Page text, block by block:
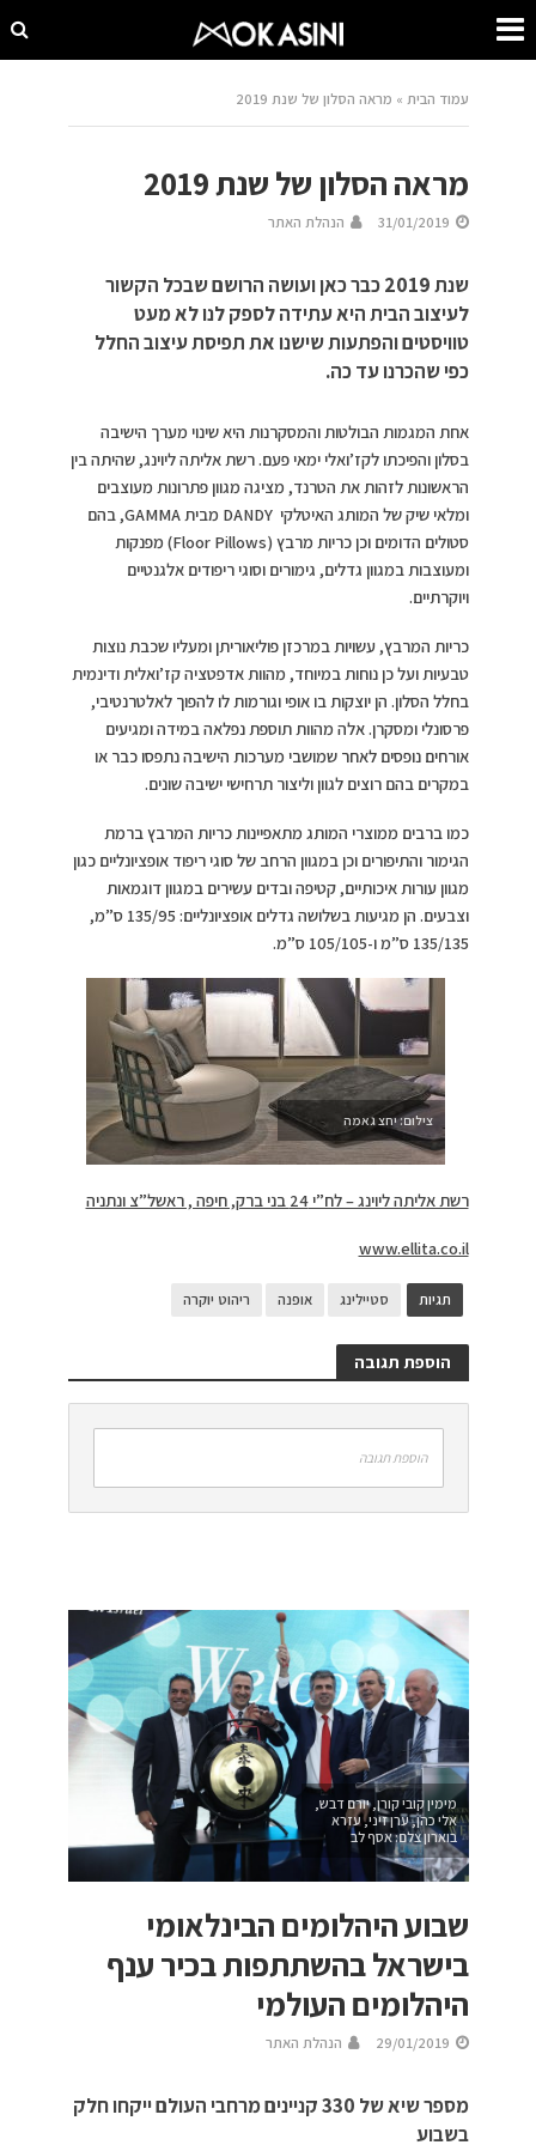
עמוד הבית » מראה הסלון של שנת 2019
מראה הסלון של שנת 2019
31/01/2019 הנהלת האתר
שנת 2019 כבר כאן ועושה הרושם שבכל הקשור
לעיצוב הבית היא עתידה לספק לנו לא מעט
טוויסטים והפתעות שישנו את תפיסת עיצוב החלל
כפי שהכרנו עד כה.
אחת המגמות הבולטות והמסקרנות היא שינוי מערך הישיבה
בסלון והפיכתו לקז’ואלי ימאי פעם. רשת אליתה ליוינג, שהיתה בין
הראשונות לזהות את הטרנד, מציגה מגוון פתרונות מעוצבים
ומלאי שיק של המותג האיטלקי DANDY מבית GAMMA, בהם
סטולים הדומים וכן כריות מרבץ (Floor Pillows) מפנקות
ומעוצבות במגוון גדלים, גימורים וסוגי ריפודים אלגנטיים
ויוקרתיים.
כריות המרבץ, עשויות במרכזן פוליאוריתן ומעליו שכבת נוצות
טבעיות ועל כן נוחות במיוחד, מהוות אדפטציה קז’ואלית ודינמית
בחלל הסלון. הן יוצקות בו אופי וגורמות לו להפוך לאלטרנטיבי,
פרסונלי ומסקרן. אלה מהוות תוספת נפלאה במידה ומגיעים
אורחים נופסים לאחר שמושבי מערכות הישיבה נתפסו כבר או
במקרים בהם רוצים לגוון וליצור תרחישי ישיבה שונים.
כמו ברבים ממוצרי המותג מתאפיינות כריות המרבץ ברמת
הגימור והתיפורים וכן במגוון הרחב של סוגי ריפוד אופציונליים כגון
מגוון עורות איכותיים, קטיפה ובדים עשירים במגוון דוגמאות
וצבעים. הן מגיעות בשלושה גדלים אופציונליים: 135/95 ס”מ,
135/135 ס”מ ו-105/105 ס”מ.
צילום: יחצ גאמה
רשת אליתה ליוינג – לח”י 24 בני ברק, חיפה , ראשל”צ ונתניה
www.ellita.co.il
תגיות סטיילינג אופנה ריהוט יוקרה
הוספת תגובה
הוספת תגובה
מימין קובי קורן, יורם דבש,
אלי כהן, ערן זיני, עזרא
בוארון צלם: אסף לב
שבוע היהלומים הבינלאומי
בישראל בהשתתפות בכיר ענף
היהלומים העולמי
29/01/2019 הנהלת האתר
מספר שיא של 330 קניינים מרחבי העולם ייקחו חלק
בשבוע